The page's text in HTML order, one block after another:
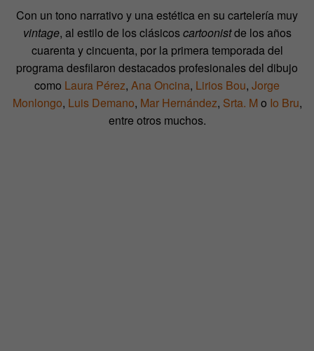
Con un tono narrativo y una estética en su cartelería muy
vintage, al estilo de los clásicoscartoonistde los años
cuarenta y cincuenta, por la primera temporada del
programa desfilaron destacados profesionales del dibujo
como Laura Pérez, Ana Oncina, Lirios Bou, Jorge
Monlongo, Luis Demano, Mar Hernández, Srta. M o Io Bru,
entre otros muchos.